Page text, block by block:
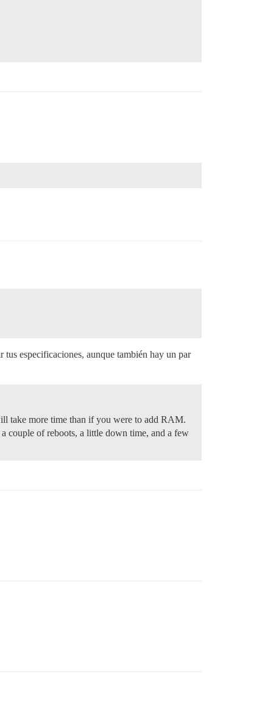
y desarrolladores
tus especificaciones, aunque también hay un par
take more time than if you were to add RAM.
couple of reboots, a little down time, and a few